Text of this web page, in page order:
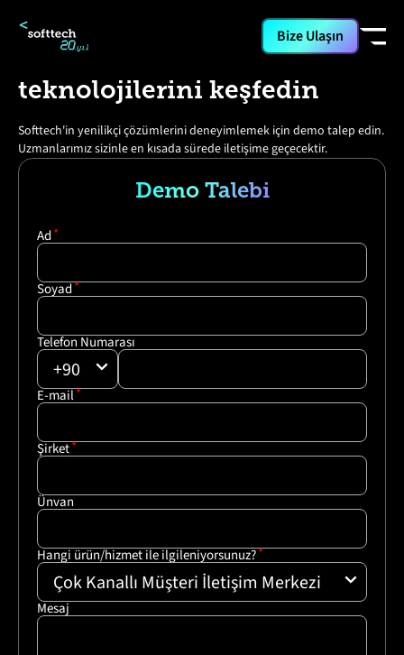
Bize Ulaşın
Softtech ile geleceğin
teknolojilerini keşfedin
Softtech'in yenilikçi çözümlerini deneyimlemek için demo talep edin.
Uzmanlarımız sizinle en kısada sürede iletişime geçecektir.
Demo Talebi
Ad
Soyad
Telefon Numarası
+90
E-mail
Şirket
Ünvan
Hangi ürün/hizmet ile ilgileniyorsunuz?
Çok Kanallı Müşteri İletişim Merkezi
Mesaj